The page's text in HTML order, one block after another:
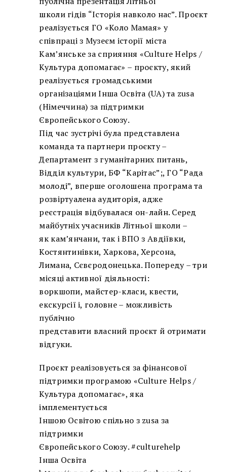
школи гідів “Історія навколо нас”. Проєкт
реалізується ГО «Коло Мамая» у
співпраці з Музеєм історії міста
Кам’янське за сприяння «Culture Helps /
Культура допомагає» – проєкту, який
реалізується громадськими
організаціями Інша Освіта (UA) та zusa
(Німеччина) за підтримки
Європейського Союзу.
Під час зустрічі була представлена
команда та партнери проєкту –
Департамент з гуманітарних питань,
Відділ культури, БФ “Карітас”;, ГО “Рада
молоді”, вперше оголошена програма та
розвіртуалена аудиторія, адже
реєстрація відбувалася он-лайн. Серед
майбутніх учасників Літньої школи –
як кам’янчани, так і ВПО з Авдіївки,
Костянтинівки, Харкова, Херсона,
Лимана, Сєвєродонецька. Попереду – три
місяці активної діяльності:
воркшопи, майстер-класи, квести,
екскурсії і, головне – можливість
публічно
представити власний проєкт й отримати
відгуки.
Проєкт реалізовується за фінансової
підтримки програмою «Culture Helps /
Культура допомагає», яка
імплементується
Іншою Освітою спільно з zusa за
підтримки
Європейського Союзу. #culturehelp
Інша Освіта